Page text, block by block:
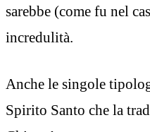
sarebbe (come fu nel
incredulità.
Anche le singole
Spirito Santo che la